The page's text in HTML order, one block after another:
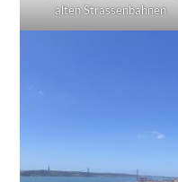
alten Strassenbahnen